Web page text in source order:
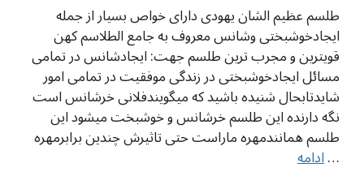
طلسم عظیم الشان یهودی دارای خواص بسیار از جمله
ایجادخوشبختی وشانس معروف به جامع الطلاسم کهن
قویترین و مجرب ترین طلسم جهت: ایجادشانس در تمامی
مسائل ایجادخوشبختی در زندگی موفقیت در تمامی امور
شایدتابحال شنیده باشید که میگویندفلانی خرشانس است
نگه دارنده این طلسم خرشانس و خوشبخت میشود این
طلسم همانندمهره ماراست حتی تاثیرش چندین برابرمهره
…ادامه